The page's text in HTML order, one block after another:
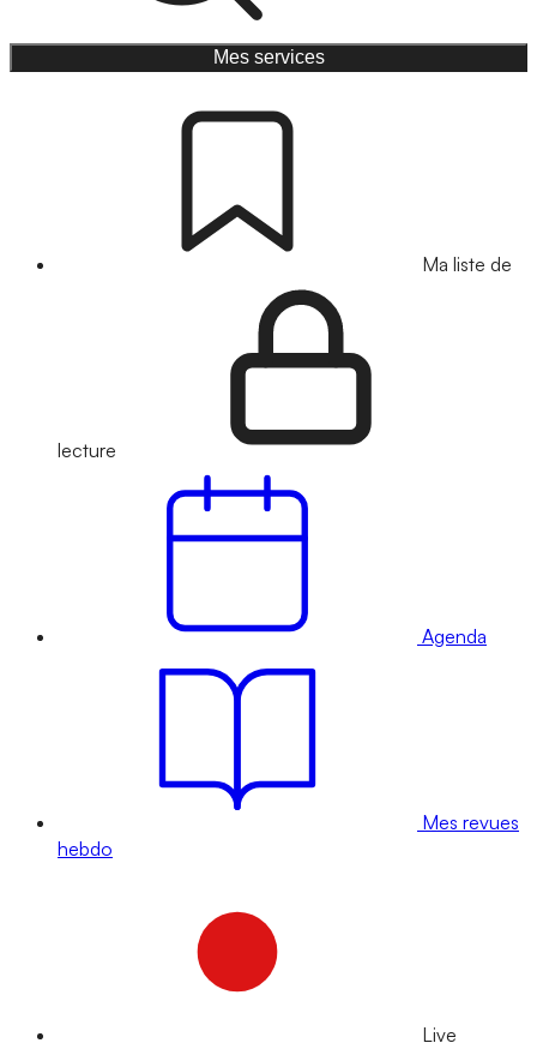
Mes services
Ma liste de
lecture
Agenda
Mes revues
hebdo
Live